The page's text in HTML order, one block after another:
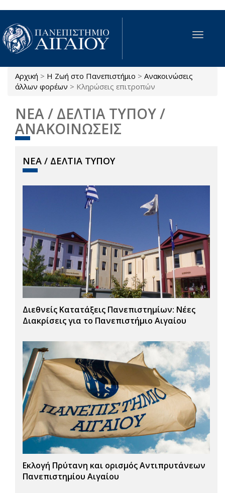
Παράκαμψη προς το κυρίως περιεχόμενο
Toggle
Είστε εδώ
Αρχική > Η Ζωή στο Πανεπιστήμιο > Ανακοινώσεις
άλλων φορέων > Κληρώσεις επιτροπών
ΝΕΑ / ΔΕΛΤΙΑ ΤΥΠΟΥ /
ΑΝΑΚΟΙΝΩΣΕΙΣ
ΝΕΑ / ΔΕΛΤΙΑ ΤΥΠΟΥ
Διεθνείς Κατατάξεις Πανεπιστημίων: Νέες
Διακρίσεις για το Πανεπιστήμιο Αιγαίου
Εκλογή Πρύτανη και ορισμός Αντιπρυτάνεων
Πανεπιστημίου Αιγαίου